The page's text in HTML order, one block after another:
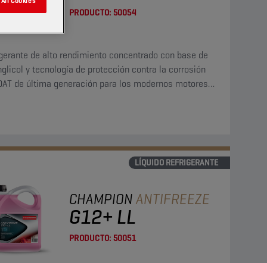
PRODUCTO: 50054
de alto rendimiento concentrado con base de
y tecnología de protección contra la corrosión
de última generación para los modernos motores
utilizar en aplicaciones G13, G12++, G12+ y G11.
LÍQUIDO REFRIGERANTE
CHAMPIONANTIFREEZE
G12+ LL
PRODUCTO: 50051